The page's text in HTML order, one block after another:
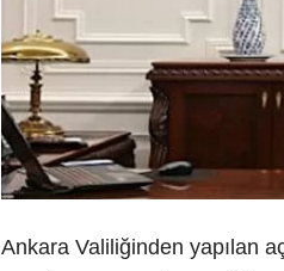
Ankara Valiliğinden yapılan